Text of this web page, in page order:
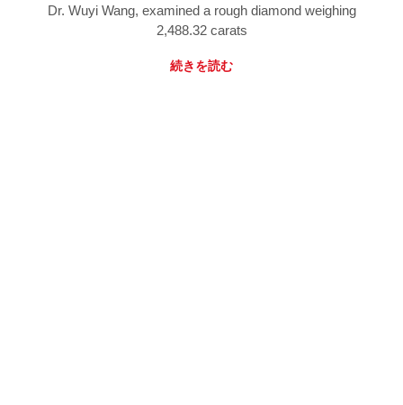
Dr. Wuyi Wang, examined a rough diamond weighing
2,488.32 carats
続きを読む